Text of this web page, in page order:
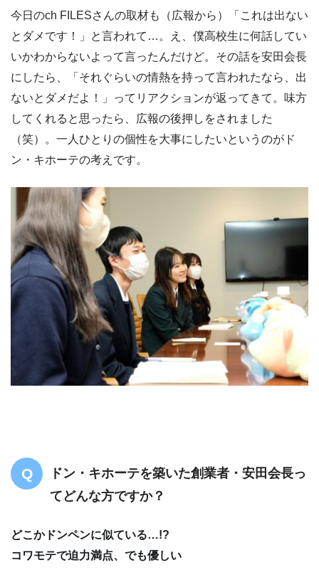
今日のch FILESさんの取材も（広報から）「これは出ない
とダメです！」と言われて…。え、僕高校生に何話してい
いかわからないよって言ったんだけど。その話を安田会長
にしたら、「それぐらいの情熱を持って言われたなら、出
ないとダメだよ！」ってリアクションが返ってきて。味方
してくれると思ったら、広報の後押しをされました
（笑）。一人ひとりの個性を大事にしたいというのがド
ン・キホーテの考えです。
ドン・キホーテを築いた創業者・安田会長っ
てどんな方ですか？
どこかドンペンに似ている…!?
コワモテで迫力満点、でも優しい